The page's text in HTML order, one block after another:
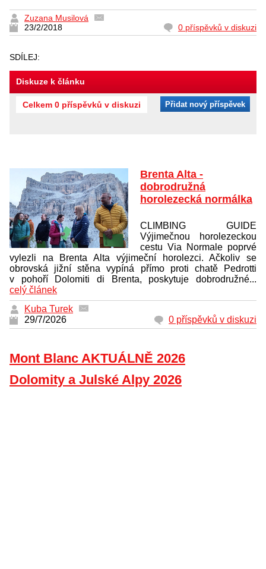
Zuzana Musilová
23/2/2018
0 příspěvků v diskuzi
SDÍLEJ:
Diskuze k článku
Celkem 0 příspěvků v diskuzi Přidat nový příspěvek
Brenta Alta -
dobrodružná
horolezecká normálka
CLIMBING GUIDE
Výjimečnou horolezeckou
cestu Via Normale poprvé
vylezli na Brenta Alta výjimeční horolezci. Ačkoliv se
obrovská jižní stěna vypíná přímo proti chatě Pedrotti
v pohoří Dolomiti di Brenta, poskytuje dobrodružné...
celý článek
Kuba Turek
29/7/2026
0 příspěvků v diskuzi
Mont Blanc AKTUÁLNĚ 2026
Dolomity a Julské Alpy 2026